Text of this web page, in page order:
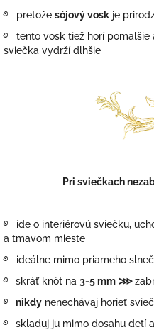
࿔ pretože sójový vosk je
࿔ tento vosk tiež horí pomalšie
sviečka vydrží dlhšie
Pri sviečkach
࿔ ide o interiérovú sviečku,
a tmavom mieste
࿔ ideálne mimo priameho
࿔
skráť knôt na 3-5 mm ⋙
࿔
nikdy nenechávaj horieť
࿔
skladuj ju mimo dosahu detí